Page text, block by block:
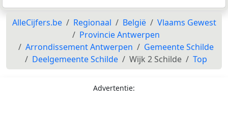
AlleCijfers.be Regionaal België
Vlaams Gewest
Provincie Antwerpen
Arrondissement Antwerpen
Gemeente Schilde
Deelgemeente Schilde
Wijk 2 Schilde Top
Advertentie: